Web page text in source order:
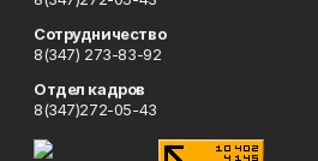
Сотрудничество
8(347) 273-83-92
Отдел кадров
8(347)272-05-43